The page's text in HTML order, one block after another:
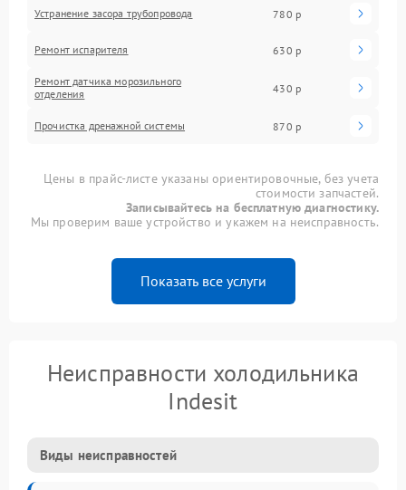
Устранение засора трубопровода 780 р
Ремонт испарителя 630 р
Ремонт датчика морозильного
отделения
430 р
Прочистка дренажной системы 870 р
Цены в прайс-листе указаны ориентировочные, без учета
стоимости запчастей.
Записывайтесь на бесплатную диагностику.
Мы проверим ваше устройство и укажем на неисправность.
Показать все услуги
Неисправности холодильника
Indesit
Виды неисправностей